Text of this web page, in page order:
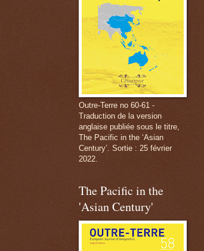
Outre-Terre no 60-61 -
Traduction de la version
anglaise publiée sous le titre,
The Pacific in the ‘Asian
Century’. Sortie : 25 février
2022.
The Pacific in the
'Asian Century'